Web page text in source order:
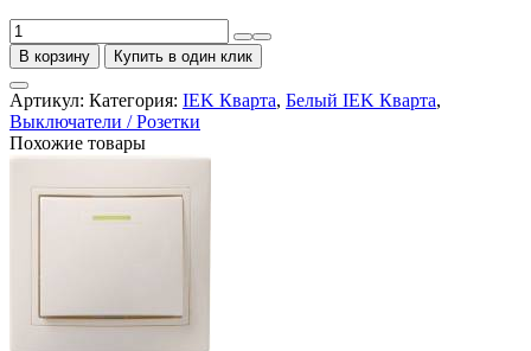
Количество
товара
Выключатель
одноклавишный
Кварта
скрытый
белый
сборе
В корзину Купить в один клик
Артикул: Категория: IEK Кварта, Белый IEK Кварта,
Выключатели / Розетки
Похожие товары